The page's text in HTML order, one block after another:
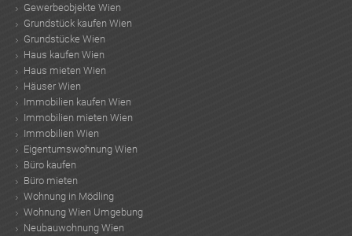
Gewerbeobjekte Wien
Grundstück kaufen Wien
Grundstücke Wien
Haus kaufen Wien
Haus mieten Wien
Häuser Wien
Immobilien kaufen Wien
Immobilien mieten Wien
Immobilien Wien
Eigentumswohnung Wien
Büro kaufen
Büro mieten
Wohnung in Mödling
Wohnung Wien Umgebung
Neubauwohnung Wien